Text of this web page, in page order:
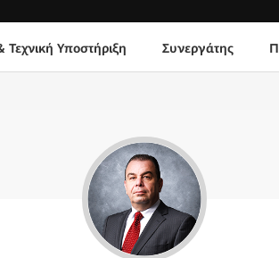
Υποστήριξη Συνεργάτης